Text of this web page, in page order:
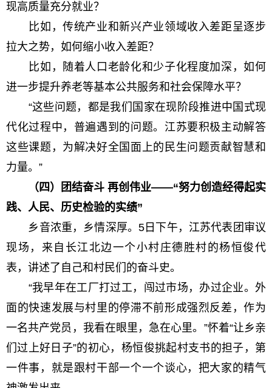
现高质量充分就业？
比如，传统产业和新兴产业领域收入差距呈逐步
拉大之势，如何缩小收入差距？
比如，随着人口老龄化和少子化程度加深，如何
进一步提升养老等基本公共服务和社会保障水平？
“这些问题，都是我们国家在现阶段推进中国式现
代化过程中，普遍遇到的问题。江苏要积极主动解答
这些课题，为解决好全国面上的民生问题贡献智慧和
力量。”
（四）团结奋斗 再创伟业——“努力创造经得起实
践、人民、历史检验的实绩”
乡音浓重，乡情深厚。5日下午，江苏代表团审议
现场，来自长江北边一个小村庄德胜村的杨恒俊代
表，讲述了自己和村民们的奋斗史。
“我早年在工厂打过工，闯过市场，办过企业。外
面的快速发展与村里的停滞不前形成强烈反差，作为
一名共产党员，我看在眼里，急在心里。”怀着“让乡亲
们过上好日子”的初心，杨恒俊挑起村支书的担子，第
一件事，就是跟村干部一个一个谈心，把大家的精气